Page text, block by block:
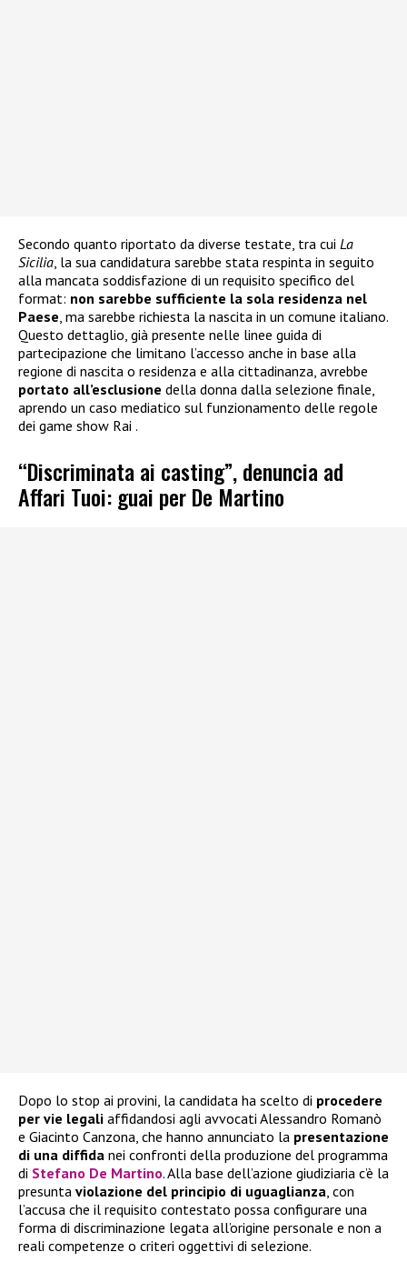
Secondo quanto riportato da diverse testate, tra cui La
Sicilia , la sua candidatura sarebbe stata respinta in seguito
alla mancata soddisfazione di un requisito specifico del
format: non sarebbe sufficiente la sola residenza nel
Paese , ma sarebbe richiesta la nascita in un comune italiano.
Questo dettaglio, già presente nelle linee guida di
partecipazione che limitano l’accesso anche in base alla
regione di nascita o residenza e alla cittadinanza, avrebbe
portato all’esclusione della donna dalla selezione finale,
aprendo un caso mediatico sul funzionamento delle regole
dei game show Rai .
“Discriminata ai casting”, denuncia ad
Affari Tuoi: guai per De Martino
Dopo lo stop ai provini, la candidata ha scelto di procedere
per vie legali affidandosi agli avvocati Alessandro Romanò
e Giacinto Canzona, che hanno annunciato la presentazione
di una diffida nei confronti della produzione del programma
di Stefano De Martino. Alla base dell’azione giudiziaria c’è la
presunta violazione del principio di uguaglianza, con
l’accusa che il requisito contestato possa configurare una
forma di discriminazione legata all’origine personale e non a
reali competenze o criteri oggettivi di selezione.